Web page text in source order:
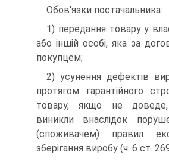
Обов'язки постачальника:
1) передання товару у
або іншій осо­бі, яка за
покупцем;
2) усунення дефектів
протягом гара­нтійного
товару, якщо не
виникли внаслідок
(спожива­чем) правил
зберігання виробу (ч. 6 ст.